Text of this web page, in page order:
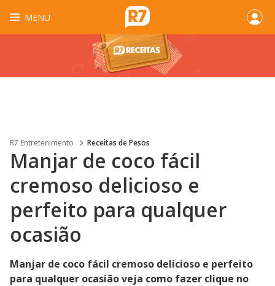
MENU
R7 Entretenimento Receitas de Pesos
Manjar de coco fácil
cremoso delicioso e
perfeito para qualquer
ocasião
Manjar de coco fácil cremoso delicioso e perfeito
para qualquer ocasião veja como fazer clique no